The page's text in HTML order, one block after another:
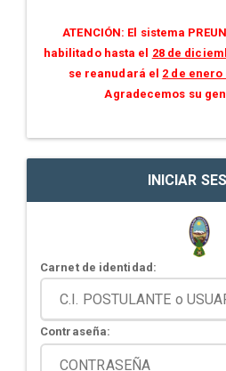
ATENCIÓN: El sistema
habilitado hasta el 28 de
se reanudará el 2 de enero
Agradecemos su
INICIAR
Carnet de identidad:
Contraseña: